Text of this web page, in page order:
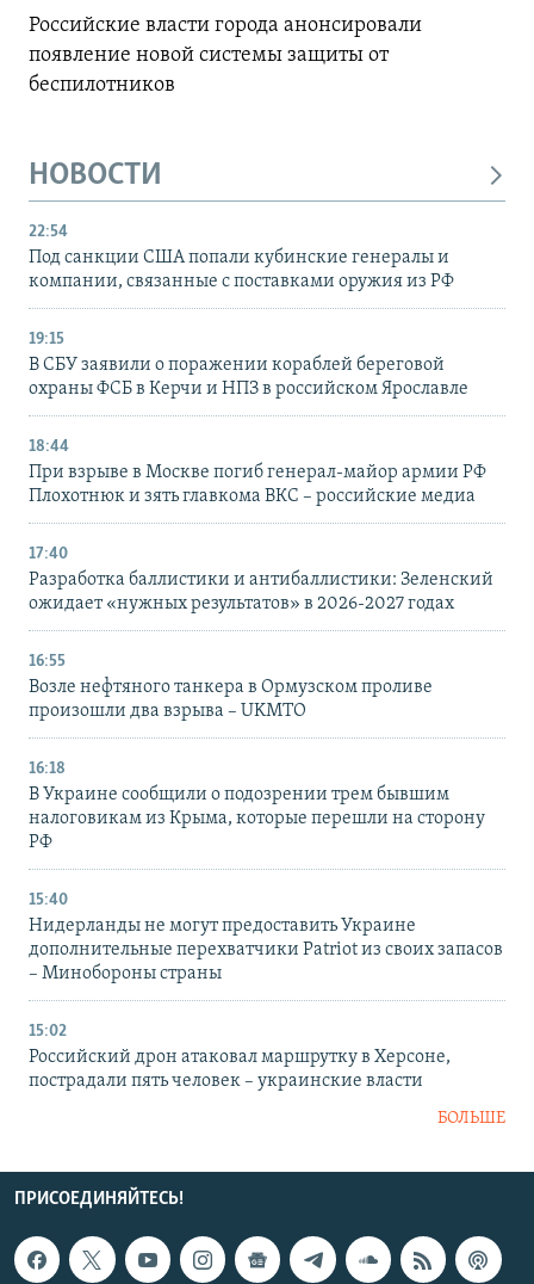
Российские власти города анонсировали
появление новой системы защиты от
беспилотников
НОВОСТИ
22:54
Под санкции США попали кубинские генералы и
компании, связанные с поставками оружия из РФ
19:15
В СБУ заявили о поражении кораблей береговой
охраны ФСБ в Керчи и НПЗ в российском Ярославле
18:44
При взрыве в Москве погиб генерал-майор армии РФ
Плохотнюк и зять главкома ВКС – российские медиа
17:40
Разработка баллистики и антибаллистики: Зеленский
ожидает «нужных результатов» в 2026-2027 годах
16:55
Возле нефтяного танкера в Ормузском проливе
произошли два взрыва – UKMTO
16:18
В Украине сообщили о подозрении трем бывшим
налоговикам из Крыма, которые перешли на сторону
РФ
15:40
Нидерланды не могут предоставить Украине
дополнительные перехватчики Patriot из своих запасов
– Минобороны страны
15:02
Российский дрон атаковал маршрутку в Херсоне,
пострадали пять человек – украинские власти
БОЛЬШЕ
ПРИСОЕДИНЯЙТЕСЬ!